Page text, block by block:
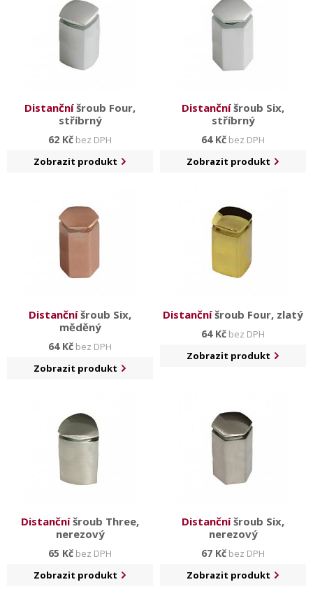
Distančníšroub Four,
stříbrný
62 Kč bez DPH
Zobrazit produkt
Distančníšroub Six,
stříbrný
64 Kč bez DPH
Zobrazit produkt
Distančníšroub Six,
měděný
64 Kč bez DPH
Zobrazit produkt
Distančníšroub Four, zlatý
64 Kč bez DPH
Zobrazit produkt
Distančníšroub Three,
nerezový
65 Kč bez DPH
Zobrazit produkt
Distančníšroub Six,
nerezový
67 Kč bez DPH
Zobrazit produkt